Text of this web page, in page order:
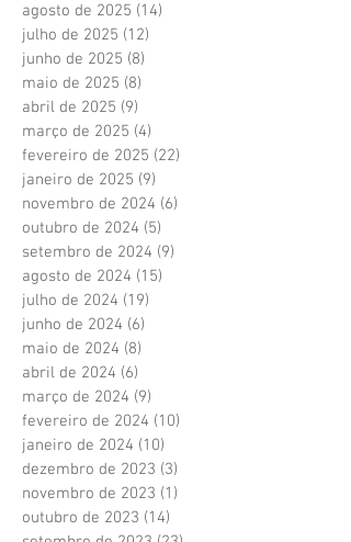
agosto de 2025 (14)
julho de 2025 (12)
junho de 2025 (8)
maio de 2025 (8)
abril de 2025 (9)
março de 2025 (4)
fevereiro de 2025 (22)
janeiro de 2025 (9)
novembro de 2024 (6)
outubro de 2024 (5)
setembro de 2024 (9)
agosto de 2024 (15)
julho de 2024 (19)
junho de 2024 (6)
maio de 2024 (8)
abril de 2024 (6)
março de 2024 (9)
fevereiro de 2024 (10)
janeiro de 2024 (10)
dezembro de 2023 (3)
novembro de 2023 (1)
outubro de 2023 (14)